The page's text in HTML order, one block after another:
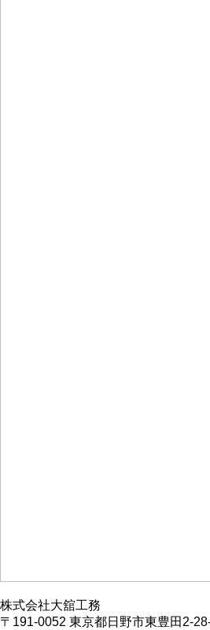
株式会社大舘工務
〒191-0052 東京都日野市東豊田2-